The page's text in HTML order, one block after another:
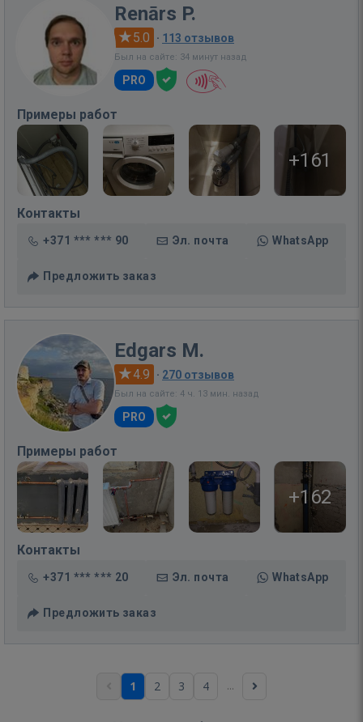
Renārs P.
5.0 · 113 отзывов
Был на сайте: 34 минут назад
PRO
Примеры работ
+161
Контакты
+371 *** *** 90 Эл. почта WhatsApp
Предложить заказ
Edgars M.
4.9 · 270 отзывов
Был на сайте: 4 ч. 13 мин. назад
PRO
Примеры работ
+162
Контакты
+371 *** *** 20 Эл. почта WhatsApp
Предложить заказ
1 2 3 4 ...